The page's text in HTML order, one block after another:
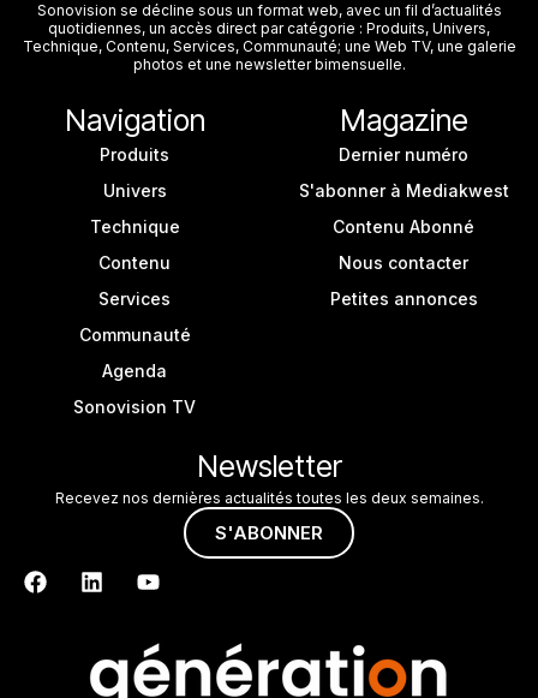
Sonovision se décline sous un format web, avec un fil d’actualités
quotidiennes, un accès direct par catégorie : Produits, Univers,
Technique, Contenu, Services, Communauté; une Web TV, une galerie
photos et une newsletter bimensuelle.
Navigation
Produits
Univers
Technique
Contenu
Services
Communauté
Agenda
Sonovision TV
Magazine
Dernier numéro
S'abonner à Mediakwest
Contenu Abonné
Nous contacter
Petites annonces
Newsletter
Recevez nos dernières actualités toutes les deux semaines.
S'ABONNER